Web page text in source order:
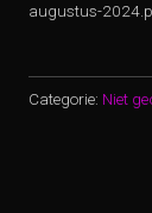
augustus-
Categorie: Niet